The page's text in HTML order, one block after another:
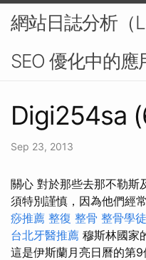
網站日誌分析（
SEO 優化中的
Digi254sa
Sep 23, 2013
關心 對於那些去那不勒斯
須特別謹慎，因為他們經
痧推薦 整復 整骨 整骨學徒
台北牙醫推薦 穆斯林國家
這是伊斯蘭月亮日曆的第